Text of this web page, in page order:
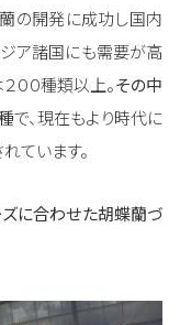
の開発に成功し国内
ジア諸国にも需要が高
００種類以上。その中
で、現在もより時代に
ています。
に合わせた胡蝶蘭づ